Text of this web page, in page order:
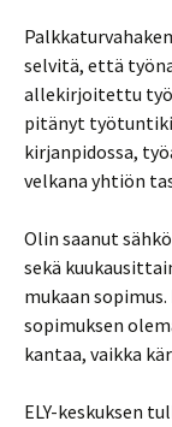
selvitä, että
allekirjoitettu
pitänyt
kirjanpidossa,
velkana yhtiön
Olin saanut
sekä
mukaan
sopimuksen
kantaa, vaikka
ELY-keskuksen